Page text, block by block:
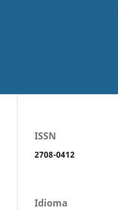
ISSN
2708-0412
Idioma